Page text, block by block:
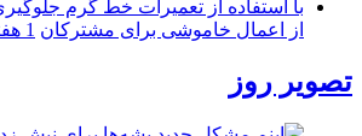
از اعمال خاموشی برای مشتركان 1 هفته
تصویر روز